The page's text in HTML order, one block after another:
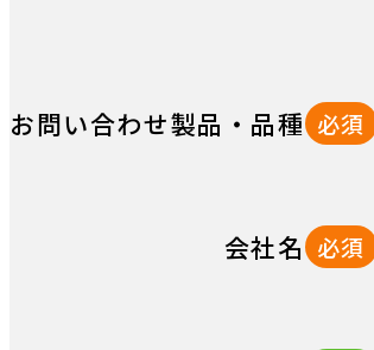
お問い合わせ製品・品種 必須
会社名 必須